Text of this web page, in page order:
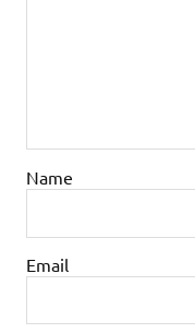
Name
Email